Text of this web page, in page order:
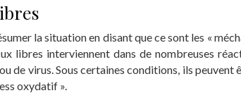
la situation en disant que ce sont les «
libres interviennent dans de nombreuses
de virus. Sous certaines conditions, ils
oxydatif ».